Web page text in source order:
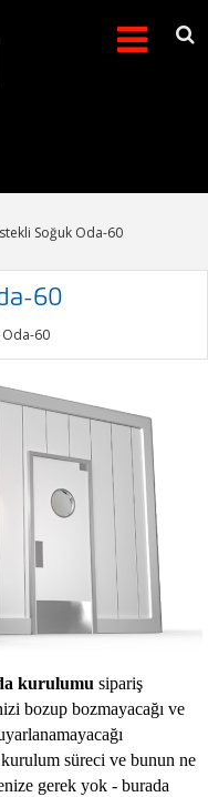
Soğuk Oda-60
60
60
kurulumu sipariş
bozup bozmayacağı ve
süreci ve bunun ne
gerek yok - burada